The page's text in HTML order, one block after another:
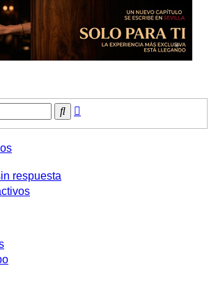
Buscar
respuesta